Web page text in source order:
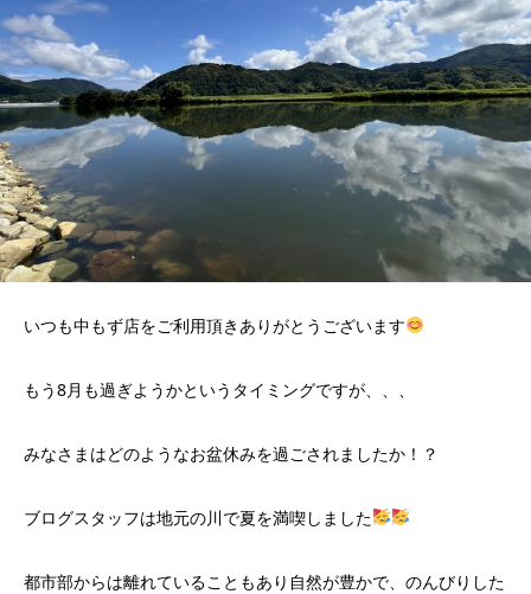
いつも中もず店をご利用頂きありがとうございます
もう8月も過ぎようかというタイミングですが、、、
みなさまはどのようなお盆休みを過ごされましたか！？
ブログスタッフは地元の川で夏を満喫しました
都市部からは離れていることもあり自然が豊かで、のんびりした